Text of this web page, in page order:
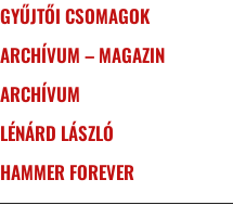
GYŰJTŐI CSOMAGOK
ARCHÍVUM – MAGAZIN
ARCHÍVUM
LÉNÁRD LÁSZLÓ
HAMMER FOREVER